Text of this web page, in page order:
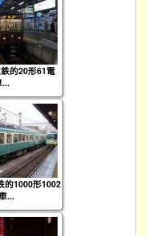
的20形61電
...
的1000形1002
...